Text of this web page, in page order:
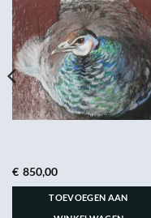
€ 850,00
TOEVOEGEN AAN